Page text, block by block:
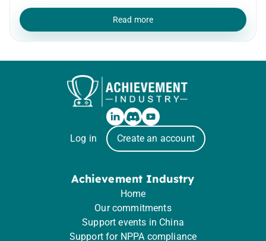
Read more
Log in Create an account
Achievement Industry
Home
Our commitments
Support events in China
Support for NPPA compliance